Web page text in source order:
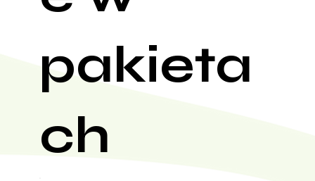
pakieta
ch